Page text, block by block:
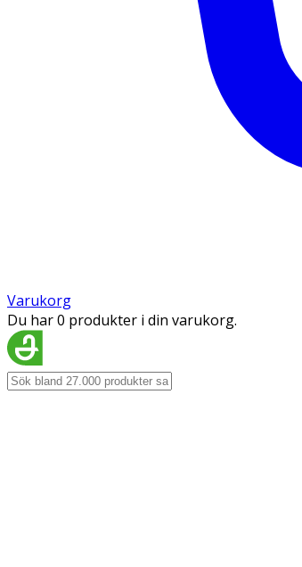
Varukorg
Du har 0 produkter i din varukorg.